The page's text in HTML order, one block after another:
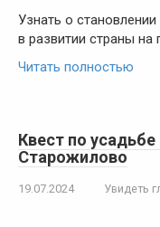
Узнать о
в развитии страны на
Читать полностью
Квест по
Старожилово
19.07.2024 Увидеть